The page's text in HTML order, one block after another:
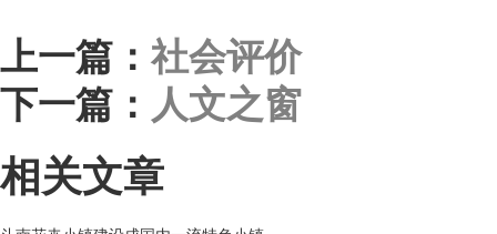
上一篇： 社会评价
下一篇： 人文之窗
相关文章